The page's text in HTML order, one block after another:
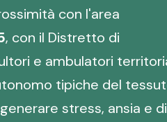
con l'area
, con il Distretto di
e ambulatori
tipiche del
stress, ansia e